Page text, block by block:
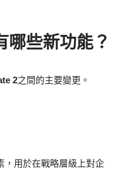
些新功能？
2之間的主要變更。
，用於在戰略層級上對企